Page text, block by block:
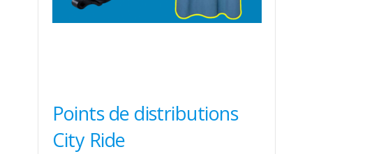
Points de distributions
City Ride